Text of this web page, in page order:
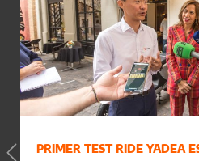
PRIMER TEST RIDE YADEA